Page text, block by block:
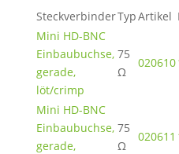
SteckverbinderTypArtikel
Mini HD-BNC
Einbaubuchse,
gerade,
löt/crimp
75
Ω
020610
Mini HD-BNC
Einbaubuchse,
gerade,
75
Ω
020611